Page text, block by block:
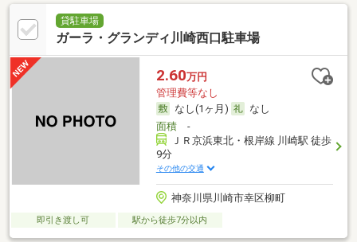
貸駐車場
ガーラ・グランディ川崎西口駐車場
2.60万円
管理費等なし
なし(1ヶ月)
なし
面積-
ＪＲ京浜東北・根岸線 川崎駅 徒歩
9分
その他の交通
神奈川県川崎市幸区柳町
即引き渡し可 駅から徒歩7分以内